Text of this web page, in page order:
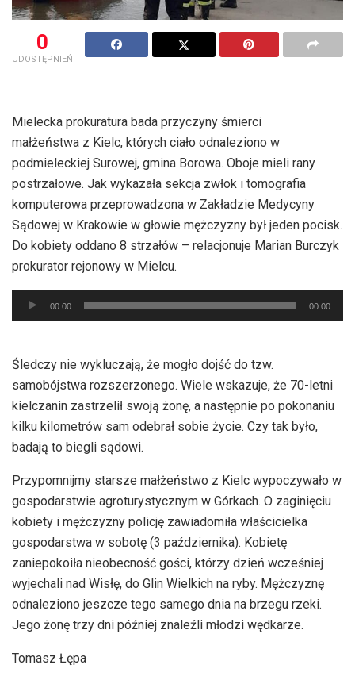
0
UDOSTĘPNIEŃ
Mielecka prokuratura bada przyczyny śmierci
małżeństwa z Kielc, których ciało odnaleziono w
podmieleckiej Surowej, gmina Borowa. Oboje mieli rany
postrzałowe. Jak wykazała sekcja zwłok i tomografia
komputerowa przeprowadzona w Zakładzie Medycyny
Sądowej w Krakowie w głowie mężczyzny był jeden pocisk.
Do kobiety oddano 8 strzałów – relacjonuje Marian Burczyk
prokurator rejonowy w Mielcu.
Odtwarzacz
plików
00:00 00:00
Śledczy nie wykluczają, że mogło dojść do tzw.
samobójstwa rozszerzonego. Wiele wskazuje, że 70-letni
kielczanin zastrzelił swoją żonę, a następnie po pokonaniu
kilku kilometrów sam odebrał sobie życie. Czy tak było,
badają to biegli sądowi.
Przypomnijmy starsze małżeństwo z Kielc wypoczywało w
gospodarstwie agroturystycznym w Górkach. O zaginięciu
kobiety i mężczyzny policję zawiadomiła właścicielka
gospodarstwa w sobotę (3 października). Kobietę
zaniepokoiła nieobecność gości, którzy dzień wcześniej
wyjechali nad Wisłę, do Glin Wielkich na ryby. Mężczyznę
odnaleziono jeszcze tego samego dnia na brzegu rzeki.
Jego żonę trzy dni później znaleźli młodzi wędkarze.
Tomasz Łępa